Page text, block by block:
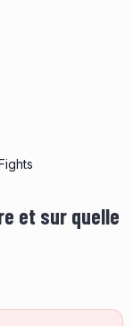
et sur quelle